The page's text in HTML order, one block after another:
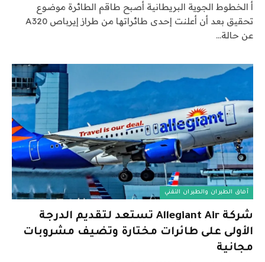
أ الخطوط الجوية البريطانية أصبح طاقم الطائرة موضوع
تحقيق بعد أن أعلنت إحدى طائراتها من طراز إيرباص A320
عن حالة…
آفاق الطيران والطيران التقني
شركة Allegiant Air تستعد لتقديم الدرجة
الأولى على طائرات مختارة وتضيف مشروبات
مجانية